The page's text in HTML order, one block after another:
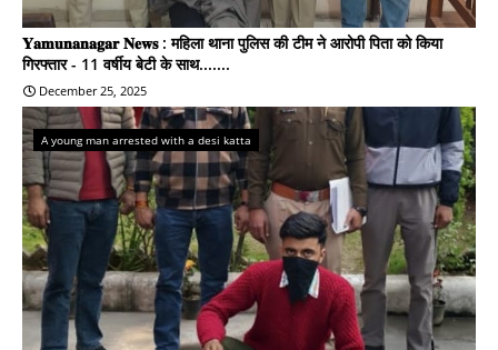
𝐘𝐚𝐦𝐮𝐧𝐚𝐧𝐚𝐠𝐚𝐫 𝐍𝐞𝐰𝐬 : महिला थाना पुलिस की टीम ने आरोपी पिता को किया
गिरफ्तार - 11 वर्षीय बेटी के साथ.......
December 25, 2025
A young man arrested with a desi katta